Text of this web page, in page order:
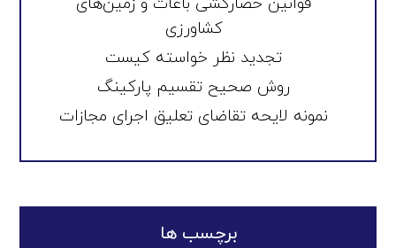
کشاورزی
تجدید نظر خواسته کیست
روش صحیح تقسیم پارکینگ
نمونه لایحه تقاضای تعلیق اجرای مجازات
برچسب ها